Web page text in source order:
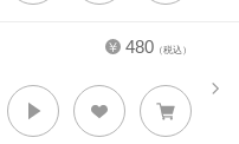
480 （税込）